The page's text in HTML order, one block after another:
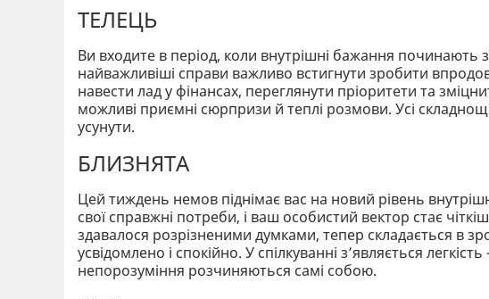
ТЕЛЕЦЬ
Ви входите в період, коли внутрішні бажання починають
найважливіші справи важливо встигнути зробити
навести лад у фінансах, переглянути пріоритети та
можливі приємні сюрпризи й теплі розмови. Усі
усунути.
БЛИЗНЯТА
Цей тиждень немов піднімає вас на новий рівень
свої справжні потреби, і ваш особистий вектор стає
здавалося розрізненими думками, тепер складається в
усвідомлено і спокійно. У спілкуванні з’являється
непорозуміння розчиняються самі собою.